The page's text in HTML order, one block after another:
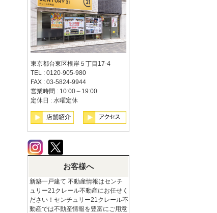
東京都台東区根岸５丁目17-4
TEL : 0120-905-980
FAX : 03-5824-9944
営業時間 : 10:00～19:00
定休日 : 水曜定休
お客様へ
新築一戸建て 不動産情報はセンチ
ュリー21クレール不動産にお任せく
ださい！センチュリー21クレール不
動産では不動産情報を豊富にご用意